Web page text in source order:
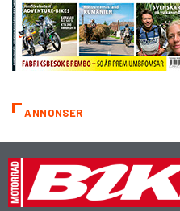
ANNONSER